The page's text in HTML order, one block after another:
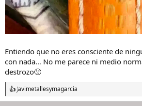
Entiendo que no eres consciente de
con nada… No me parece ni medio
destrozo🙁
R
e
Javimetallesymagarcia